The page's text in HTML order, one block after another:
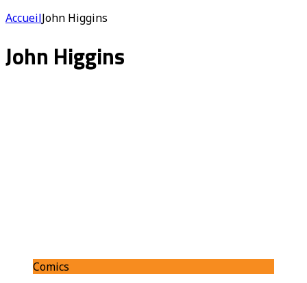
AccueilJohn Higgins
John Higgins
Comics